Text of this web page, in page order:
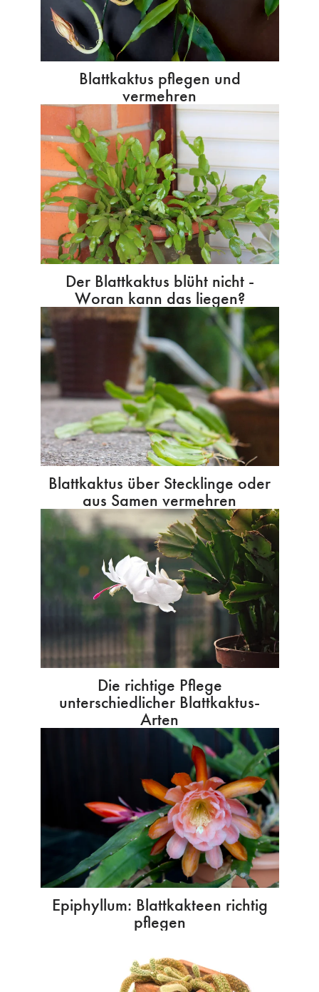
Blattkaktus pflegen und
vermehren
Der Blattkaktus blüht nicht -
Woran kann das liegen?
Blattkaktus über Stecklinge oder
aus Samen vermehren
Die richtige Pflege
unterschiedlicher Blattkaktus-
Arten
Epiphyllum: Blattkakteen richtig
pflegen